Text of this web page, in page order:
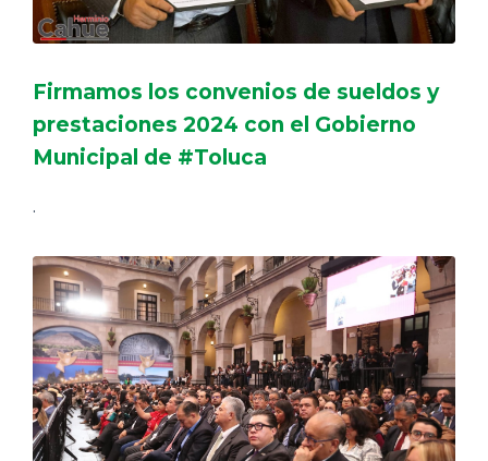
Firmamos los convenios de sueldos y
prestaciones 2024 con el Gobierno
Municipal de #Toluca
.